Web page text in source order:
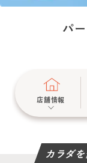
パ
店舗情報
カラダ